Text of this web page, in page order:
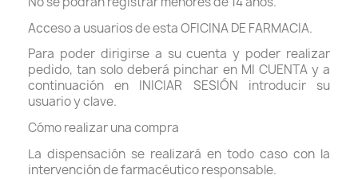
Acceso a usuarios de esta OFICINA DE FARMACIA.
Para poder dirigirse a su cuenta y poder realizar
pedido, tan solo deberá pinchar en MI CUENTA y a
continuación en INICIAR SESIÓN introducir su
usuario y clave.
Cómo realizar una compra
La dispensación se realizará en todo caso con la
intervención de farmacéutico responsable.